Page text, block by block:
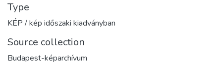
Type
KÉP / kép időszaki kiadványban
Source collection
Budapest-képarchívum